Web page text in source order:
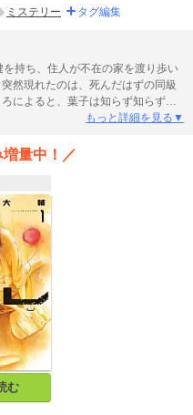
ミステリー タグ編集
持ち、住人が不在の家を渡り歩い
然現れたのは、死んだはずの同級
によると、葉子は知らず知らずの
らしい。「ヒル」とは一体、何な
もっと詳細を見る▼
量中！／
む